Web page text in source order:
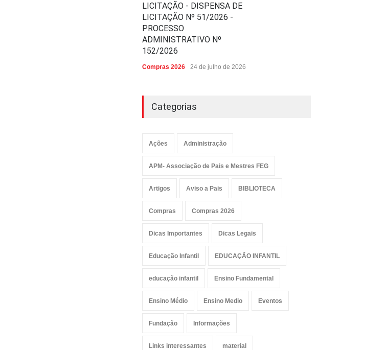
LICITAÇÃO - DISPENSA DE
LICITAÇÃO Nº 51/2026 -
PROCESSO
ADMINISTRATIVO Nº
152/2026
Compras 2026 24 de julho de 2026
Categorias
Ações Administração
APM- Associação de Pais e Mestres FEG
Artigos Aviso a Pais BIBLIOTECA
Compras Compras 2026
Dicas Importantes Dicas Legais
Educação Infantil EDUCAÇÃO INFANTIL
educação infantil Ensino Fundamental
Ensino Médio Ensino Medio Eventos
Fundação Informações
Links interessantes material